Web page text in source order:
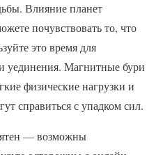
Влияние планет
почувствовать то, что
это время для
уединения. Магнитные бури
физические нагрузки и
справиться с упадком сил.
— возможны